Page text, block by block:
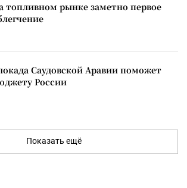
топливном рынке заметно первое
Саудовской Аравии поможет
России
Показать ещё